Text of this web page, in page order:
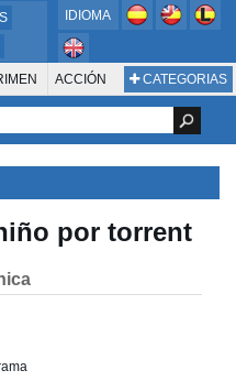
IDIOMA
CATEGORIAS
ACCIÓN
AVENTURA
CIENCIA FICCIÓN FANTASÍA
KIDS REALITY ANIMACION
por torrent